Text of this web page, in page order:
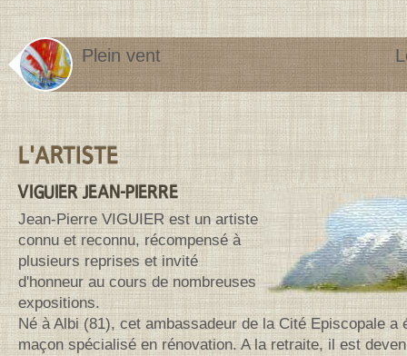
Plein vent
Contenu de la barre latérale
L'ARTISTE
VIGUIER JEAN-PIERRE
Jean-Pierre VIGUIER est un artiste
connu et reconnu, récompensé à
plusieurs reprises et invité
d'honneur au cours de nombreuses
expositions.
Né à Albi (81), cet ambassadeur de la Cité Episcopale a
maçon spécialisé en rénovation. A la retraite, il est